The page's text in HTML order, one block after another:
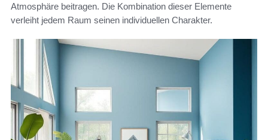
Atmosphäre beitragen. Die Kombination dieser Elemente
verleiht jedem Raum seinen individuellen Charakter.